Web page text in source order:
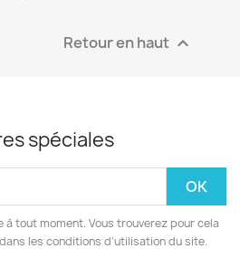
Retour en haut 
spéciales
à tout moment. Vous trouverez pour cela
les conditions d'utilisation du site.